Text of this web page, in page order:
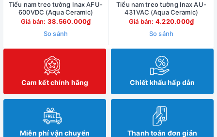
Tiểu nam treo tường Inax AFU-
600VDC (Aqua Ceramic)
Giá bán: 38.560.000₫
So sánh
Tiểu nam treo tường Inax AU-
431VAC (Aqua Ceramic)
Giá bán: 4.220.000₫
So sánh
Cam kết chính hãng Chiết khấu hấp dẫn
Miễn phí vận chuyển Thanh toán đơn giản